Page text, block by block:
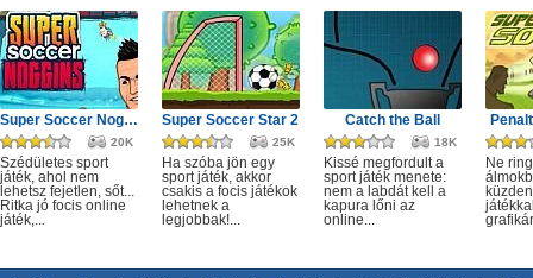
Super Soccer Noggins Xmas
20K
Szédületes sport
játék, ahol nem
lehetsz fejetlen, sőt...
Ritka jó focis online
játék,...
Super Soccer Star 2
25K
Ha szóba jön egy
sport játék, akkor
csakis a focis játékok
lehetnek a
legjobbak!...
Catch the Ball
18K
Kissé megfordult a
sport játék menete:
nem a labdát kell a
kapura lőni az
online...
Ne